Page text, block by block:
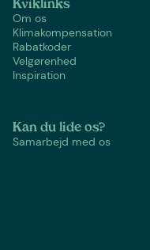
Kviklinks
Om os
Klimakompensation
Rabatkoder
Velgørenhed
Inspiration
Kan du lide os?
Samarbejd med os